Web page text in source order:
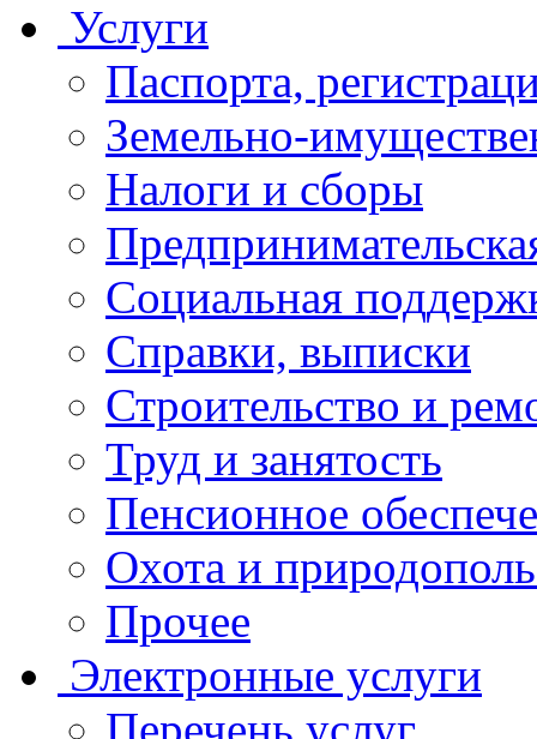
Услуги
Паспорта,
Земельно-
Налоги и сборы
Социальная
Справки, выписки
Строительство и
Труд и занятость
Пенсионное
Охота и
Прочее
Электронные услуги